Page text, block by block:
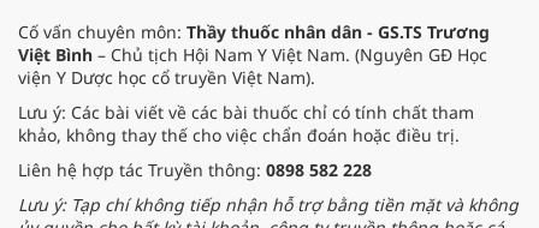
Cố vấn chuyên môn: Thầy thuốc nhân dân - GS.TS Trương
Việt Bình – Chủ tịch Hội Nam Y Việt Nam. (Nguyên GĐ Học
viện Y Dược học cổ truyền Việt Nam).
Lưu ý: Các bài viết về các bài thuốc chỉ có tính chất tham
khảo, không thay thế cho việc chẩn đoán hoặc điều trị.
Liên hệ hợp tác Truyền thông: 0898 582 228
Lưu ý: Tạp chí không tiếp nhận hỗ trợ bằng tiền mặt và không